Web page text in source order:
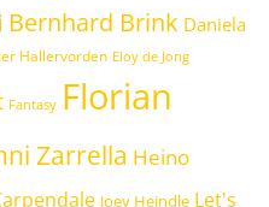
Bernhard Brink Daniela
Hallervorden Eloy de Jong
Fantasy Florian
Zarrella Heino
Joey Heindle Let's